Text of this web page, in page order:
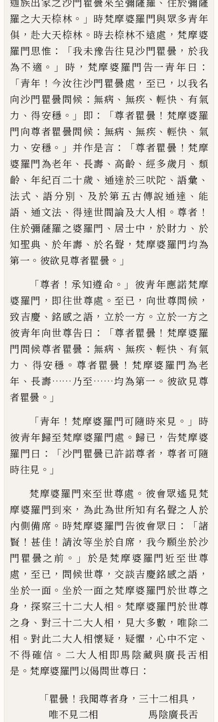
迦族出家之沙門瞿曇來至彌薩羅 住於彌薩
羅之大天㮈林 。」 時梵摩婆羅門與眾多青年
俱 ， 赴大天㮈林 。 時去㮈林不遠處 ， 梵摩婆
羅門思惟 ：「我未豫告往見沙門瞿曇 ， 於我
為不適 。」 時 ， 梵摩婆羅門告一青年曰 ：
「青年 ！ 今汝往沙門瞿曇處 ， 至已 ， 以我名
向沙門瞿曇問候 ： 無病 、 無疾 、輕快 、 有氣
力 、 得安穩 。」 即 ：「尊者瞿曇 ！ 梵摩婆羅
門向尊者瞿曇問候 ： 無病 、 無疾 、 輕快 、 氣
力 、 安穩 。」 并作是言 ：「尊者瞿曇 ！ 梵摩
婆羅門為老年 、 長壽 、 高齡 、 經多歲月 、 頹
齡 、 年紀百二十歲 、 通達於三吠陀 、語彙 、
法式 、語分別 、 及 於第五古傳說通達 、 能
語 、 通文法 、 得達世間論及大人相 。 尊者 ！
住於彌薩羅之婆羅門 、 居士中 ， 於財力 、 於
知聖典 、 於年壽 、 於名聲 ， 梵摩婆羅門均為
第一 。 彼欲 見尊者瞿曇 。」
「尊者 ！ 承知遵命 。」 彼青年應諾梵摩
婆羅門 ， 即往世尊處 。 至已 ， 向世尊問候 ，
致吉慶 、銘感之語 ， 立於一方 。 立於一方之
彼青年向世尊告曰 ：「尊者瞿曇 ！ 梵摩婆羅
門問候尊者瞿曇 ： 無病 、 無疾 、輕快 、 有氣
力 、 得安穩 。 尊者瞿曇 ！ 梵摩婆羅門為老
年 、 長壽…… 乃至……均為第一 。 彼欲見尊
者瞿曇 。」
「青年 ！ 梵摩婆羅門可隨時來見 。」 時
彼青年歸至梵摩婆羅門處 。 歸已 ， 告梵摩婆
羅門曰 ：「沙門瞿曇已許諾尊者 ， 尊者可隨
時往見 。」
梵摩婆羅門來至世尊處 。 彼會眾遙見梵
摩婆羅門到來 ， 為此為世所知有名聲之人於
內側備席 。 時梵摩婆羅門告彼會眾曰 ：「諸
賢 ！ 甚佳 ！ 請汝等坐於自席 ， 我今願坐於沙
門瞿曇之前 。」 於是梵摩婆羅門近至世尊
處 ， 至已 ， 問候世尊 ， 交談吉慶銘感之語 ，
坐於一面 。 坐於一面之梵摩婆羅門於世尊之
身 ， 探察三十二大人相 。 梵摩婆羅門於世尊
之身 、 對三十二大人相 ， 見大多數 ， 唯除二
相 。對此二大人相懷疑 ， 疑懼 ， 心中不定 、
不得確信 。 二大人相即馬陰藏與廣長舌相
是 。 梵摩婆羅門以偈問世尊曰 ：
「瞿曇 ！ 我聞尊者身 ， 三十二相具 ，
唯不見二相
馬陰廣長舌